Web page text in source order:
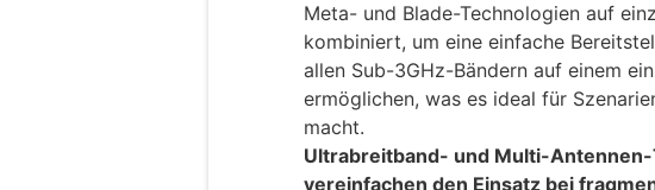
Meta- und Blade-Technologien auf
kombiniert, um eine einfache
allen Sub-3GHz-Bändern auf einem
ermöglichen, was es ideal für
macht.
Ultrabreitband- und Multi-
vereinfachen den Einsatz bei